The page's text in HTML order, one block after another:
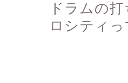
ドラムの
ロシティ